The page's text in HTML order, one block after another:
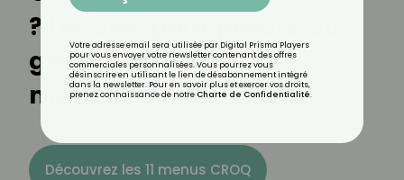
? Les clés pour perdre du
gras sans perdre de
muscle
Découvrez les 11 menus CROQ
Votre adresse email sera utilisée par Digital Prisma Players
pour vous envoyer votre newsletter contenant des offres
commerciales personnalisées. Vous pourrez vous
désinscrire en utilisant le lien de désabonnement intégré
dans la newsletter. Pour en savoir plus et exercer vos droits,
prenez connaissance de notre Charte de Confidentialité.